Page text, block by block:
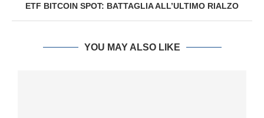
ETF BITCOIN SPOT: BATTAGLIA ALL’ULTIMO RIALZO
YOU MAY ALSO LIKE